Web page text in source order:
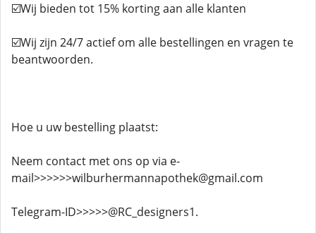
☑️Wij bieden tot 15% korting aan alle klanten
☑️Wij zijn 24/7 actief om alle bestellingen en vragen te
beantwoorden.
Hoe u uw bestelling plaatst:
Neem contact met ons op via e-
mail>>>>>>wilburhermannapothek@gmail.com
Telegram-ID>>>>>@RC_designers1.